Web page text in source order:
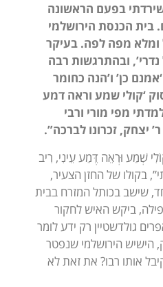
בפעם הראשונה
בית הכנסת הירושלמי
ומלא מפה לפה. בעיקר
ובהתרגשות רבה
כן’ ו’הנה כחומר
‘קולי שמע וראה דמע
מפי מורי ורבי
יצחק, זכרונו לברכה”.
שְׁמַע וּרְאֵה דֶּמַע עֵינִי, רִיב
בקולו של החזן הצעיר,
שישב בכותל המזרח בבית
ביקש האיש לחקור
גולדשטיין רק ידע לומר
הישיש הירושלמי שנפטר
אותו רבו? את זאת לא